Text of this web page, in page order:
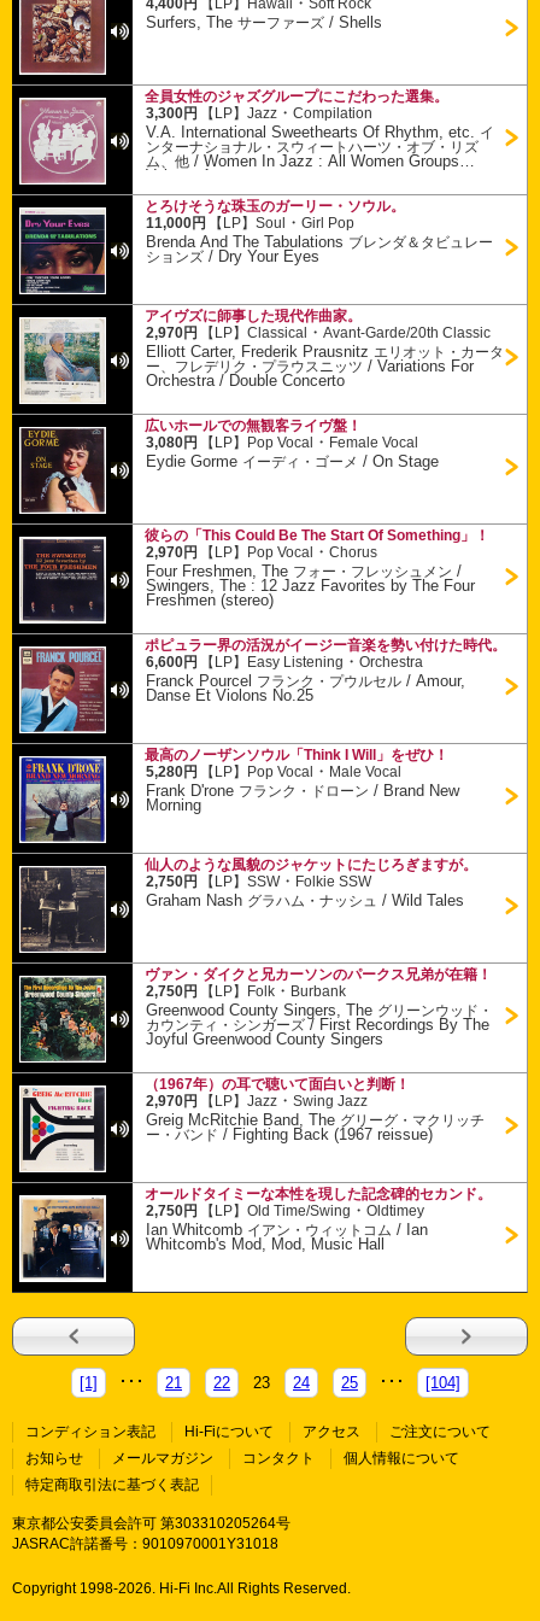
4,400円
【LP】 Hawaii Soft Rock
Surfers, Theサーファーズ /Shells
全員女性のジャズグループにこだわった選集。
3,300円
【LP】Jazz ・Compilation
V.A. International Sweethearts Of Rhythm, etc.
イ
ンターナショナル・スウィートハーツ・オブ・リズ
ム、他/Women In Jazz : All Women Groups
Volume 1
とろけそうな珠玉のガーリー・ソウル。
11,000円
【LP】Soul ・Girl Pop
Brenda And The Tabulations ブレンダ＆タビュレー
ションズ / Dry Your Eyes
アイヴズに師事した現代作曲家。
2,970円
【LP】Classical ・Avant-Garde/20th Classic
Elliott Carter, Frederik Prausnitz エリオット・カータ
ー、フレデリク・プラウスニッツ /Variations For
Orchestra / Double Concerto
広いホールでの無観客ライヴ盤！
3,080円
【LP】 Pop Vocal ・ Female Vocal
Eydie Gorme イーディ・ゴーメ /On Stage
彼らの「This Could Be The Start Of Something」！
2,970円
【LP】 Pop Vocal ・Chorus
Four Freshmen, The フォー・フレッシュメン /
Swingers, The : 12 Jazz Favorites by The Four
Freshmen (stereo)
ポピュラー界の活況がイージー音楽を勢い付けた時代。
6,600円
【LP】 Easy Listening ・Orchestra
Franck Pourcel フランク・プウルセル /Amour,
Danse Et Violons No.25
最高のノーザンソウル「Think I Will」をぜひ！
5,280円
【LP】 Pop Vocal ・ Male Vocal
Frank D'rone フランク・ドローン / Brand New
Morning
仙人のような風貌のジャケットにたじろぎますが。
2,750円
【LP】SSW・ Folkie SSW
Graham Nash グラハム・ナッシュ /Wild Tales
ヴァン・ダイクと兄カーソンのパークス兄弟が在籍！
2,750円
【LP】 Folk ・ Burbank
Greenwood County Singers, The グリーンウッド・
カウンティ・シンガーズ/ First Recordings By The
Joyful Greenwood County Singers
（1967年）の耳で聴いて面白いと判断！
2,970円
【LP】Jazz ・Swing Jazz
Greig McRitchie Band, The グリーグ・マクリッチ
ー・バンド / Fighting Back (1967 reissue)
オールドタイミーな本性を現した記念碑的セカンド。
2,750円
【LP】Old Time/Swing ・Oldtimey
Ian Whitcomb イアン・ウィットコム / Ian
Whitcomb's Mod, Mod, Music Hall
[1] 21 22 23 24 25 [104]
コンディション表記 Hi-Fiについて アクセス
ご注文について
お知らせ
メールマガジン コンタクト
個人情報について
特定商取引法に基づく表記
東京都公安委員会許可 第303310205264号
JASRAC許諾番号：9010970001Y31018
Copyright 1998-2026. Hi-Fi Inc.All Rights Reserved.